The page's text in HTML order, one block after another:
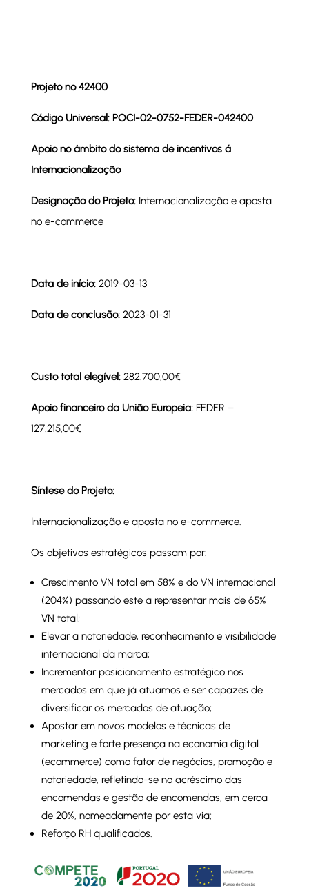
Projeto nº 42400
Código Universal: POCI-02-0752-FEDER-042400
Apoio no âmbito do sistema de incentivos á
Internacionalização
Designação do Projeto:Internacionalização e aposta
no e-commerce
Data de início: 2019-03-13
Data de conclusão: 2023-01-31
Custo total elegível:282.700,00€
Apoio financeiro da União Europeia:FEDER –
127.215,00€
Síntese do Projeto:
Internacionalização e aposta no e-commerce.
Os objetivos estratégicos passam por:
Crescimento VN total em 58% e do VN internacional
(204%) passando este a representar mais de 65%
VN total;
Elevar a notoriedade, reconhecimento e visibilidade
internacional da marca;
Incrementar posicionamento estratégico nos
mercados em que já atuamos e ser capazes de
diversificar os mercados de atuação;
Apostar em novos modelos e técnicas de
marketing e forte presença na economia digital
(ecommerce) como fator de negócios, promoção e
notoriedade, refletindo-se no acréscimo das
encomendas e gestão de encomendas, em cerca
de 20%, nomeadamente por esta via;
Reforço RH qualificados.